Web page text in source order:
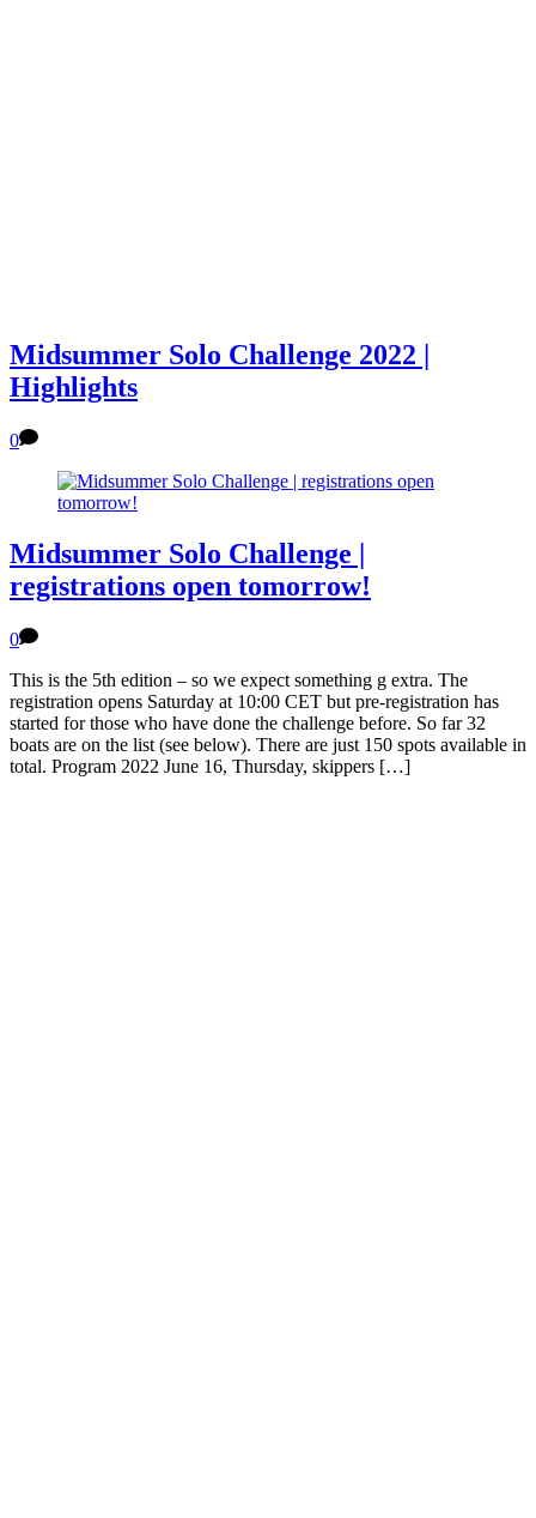
Midsummer Solo Challenge 2022 |
Highlights
0
Midsummer Solo Challenge |
registrations open tomorrow!
0
This is the 5th edition – so we expect something g extra. The
registration opens Saturday at 10:00 CET but pre-registration has
started for those who have done the challenge before. So far 32
boats are on the list (see below). There are just 150 spots available in
total. Program 2022 June 16, Thursday, skippers […]